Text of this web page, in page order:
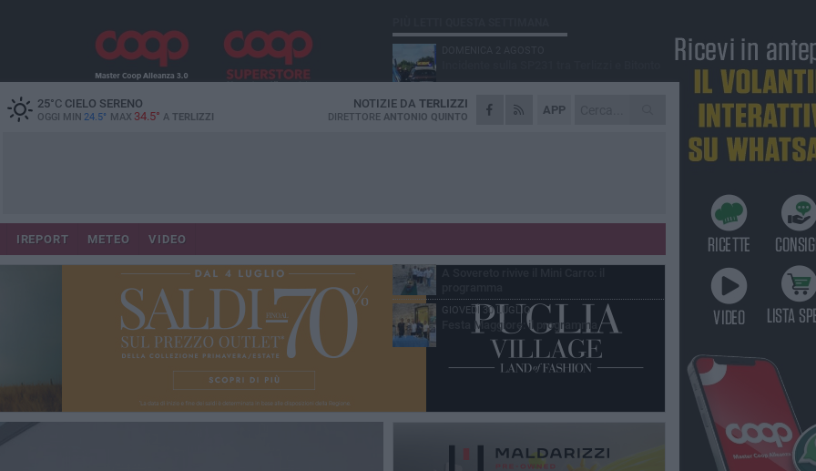
25°CCIELO SERENO
OGGI MIN 24.5° MAX 34.5° A TERLIZZI
APP
NOTIZIE DA TERLIZZI
DIRETTORE ANTONIO QUINTO
IREPORT METEO VIDEO
LUNEDÌ 3 AGOSTO
Gatto senza vita sul marciapiede: macabro
I timonieri incontrano i più piccoli: la
SABATO 1 AGOSTO
GIOVEDÌ 30 LUGLIO
Festa Maggiore: il programma